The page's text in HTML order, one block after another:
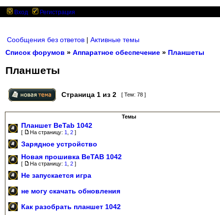
Вход Регистрация
Сообщения без ответов | Активные темы
Список форумов » Аппаратное обеспечение » Планшеты
Планшеты
Страница 1 из 2 [ Тем: 78 ]
Темы
Планшет BeTab 1042
[ На страницу: 1 2 ]
Зарядное устройство
Новая прошивка BeTAB 1042
[ На страницу: 1 2 ]
Не запускается игра
не могу скачать обновления
Как разобрать планшет 1042